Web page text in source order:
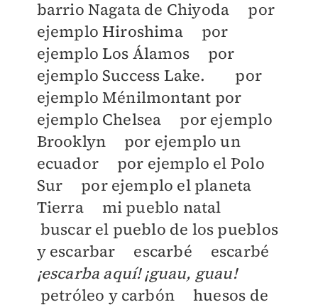
barrio Nagata de Chiyoda por
ejemplo Hiroshima por
ejemplo Los Álamos por
ejemplo Success Lake. por
ejemplo Ménilmontant por
ejemplo Chelsea por ejemplo
Brooklyn por ejemplo un
ecuador por ejemplo el Polo
Sur por ejemplo el planeta
Tierra mi pueblo natal
buscar el pueblo de los pueblos
y escarbar escarbé escarbé
¡escarba aquí! ¡guau, guau!
petróleo y carbón huesos de